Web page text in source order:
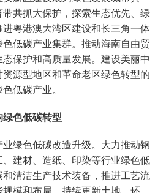
共抓大保护，探索生态优先、绿
粤港澳大湾区建设和长三角一体
低碳产业集群。推动海南自由贸
保护和高质量发展。建设美丽中
源型地区和革命老区绿色转型的
低碳产业。
绿色低碳转型
业绿色低碳改造升级。大力推动钢
建材、造纸、印染等行业绿色低
清洁生产技术装备，推进工艺流
模和布局，持续更新土地、环